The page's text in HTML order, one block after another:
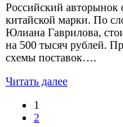
Российский авторынок
китайской марки. По
Юлиана Гаврилова,
на 500 тысяч рублей.
схемы поставок….
Читать далее
1
2